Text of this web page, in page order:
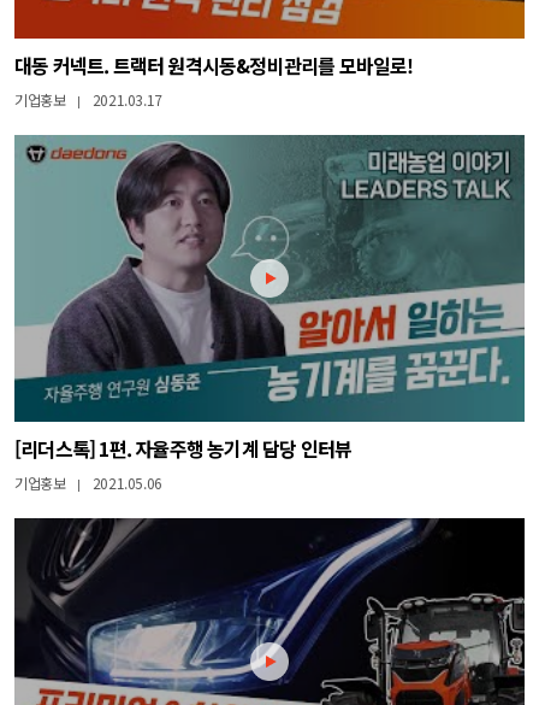
대동 커넥트. 트랙터 원격시동&정비관리를 모바일로!
기업홍보 | 2021.03.17
[리더스톡] 1편. 자율주행 농기계 담당 인터뷰
기업홍보 | 2021.05.06